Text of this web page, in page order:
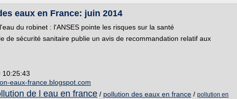
eaux en France: juin 2014
du robinet : l'ANSES pointe les risques sur la santé
de sécurité sanitaire publie un avis de recommandation relatif aux
10:25:43
eaux-france.blogspot.com
de l eau en france / pollution des eaux en france / pollution en